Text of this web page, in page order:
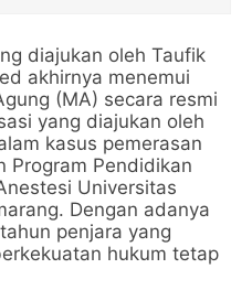
diajukan oleh Taufik
akhirnya menemui
(MA) secara resmi
yang diajukan oleh
kasus pemerasan
Program Pendidikan
Universitas
Dengan adanya
penjara yang
hukum tetap